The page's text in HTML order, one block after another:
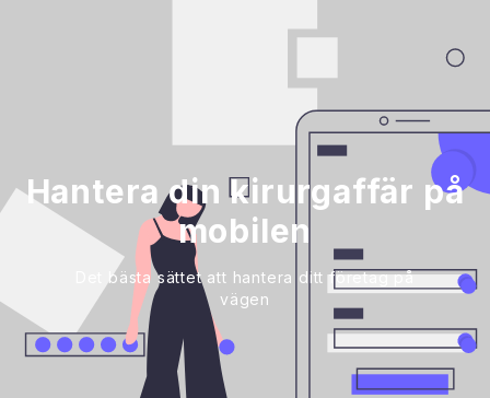
Hantera din kirurgaffär på
mobilen
Det bästa sättet att hantera ditt företag på
vägen